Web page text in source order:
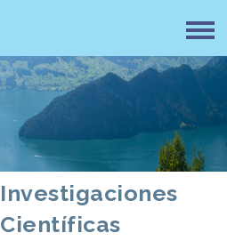
Investigaciones
Científicas